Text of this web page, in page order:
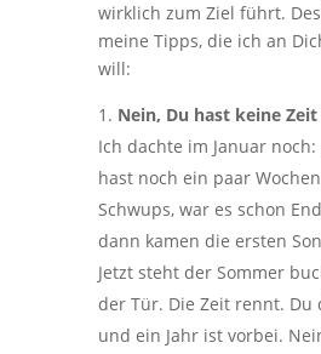
wirklich zum Ziel führt.
meine Tipps, die ich an
will:
Nein, Du hast keine
Ich dachte im Januar noch:
hast noch ein paar Wochen
Schwups, war es schon
dann kamen die ersten
Jetzt steht der Sommer
der Tür. Die Zeit rennt. Du
und ein Jahr ist vorbei.